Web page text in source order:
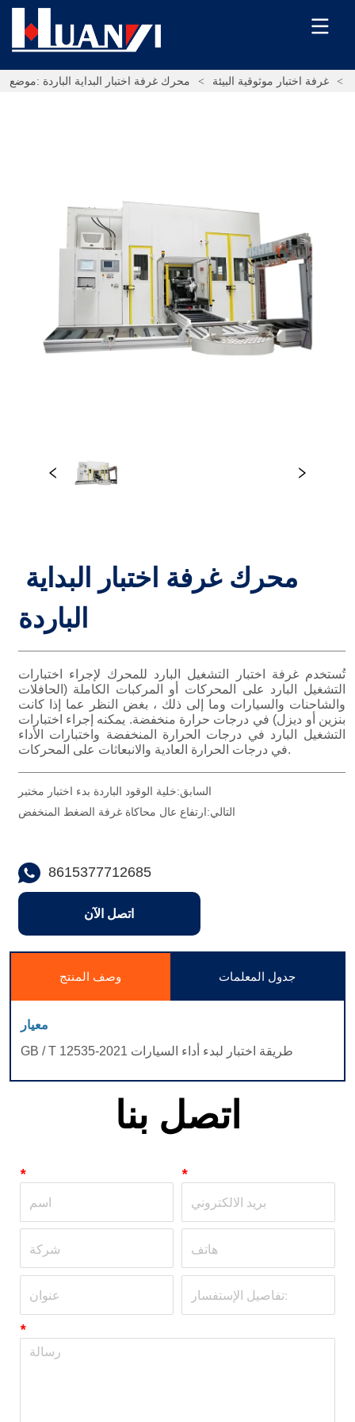
موضع: > غرفة اختبار موثوقية البيئة > محرك غرفة اختبار البداية الباردة
الباردة
السابق:خلية الوقود الباردة بدء اختبار مختبر
التالي:ارتفاع عال محاكاة غرفة الضغط المنخفض
8615377712685
اتصل الآن
وصف المنتج جدول المعلمات
اتصل بنا
* *
*